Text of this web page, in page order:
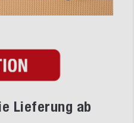
Lieferung ab